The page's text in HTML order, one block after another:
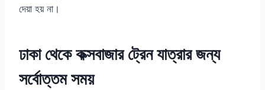
দেয়া হয় না।
ঢাকা থেকে কক্সবাজার ট্রেন যাত্রার জন্য
সর্বোত্তম সময়